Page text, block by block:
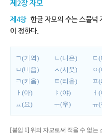
제2장 자모
제4항 한글 자모의 수는 스물넉
이 정한다.
ㄱ(기역) ㄴ(니은) ㄷ
ㅂ(비읍)
ㅅ(시옷) ㅇ
ㅋ(키읔)
ㅌ(티읕) ㅍ
ㅏ(아)
ㅑ(야) ㅓ
ㅛ(요)
ㅜ(우) ㅠ(
[붙임 1] 위의 자모로써 적을 수 없는